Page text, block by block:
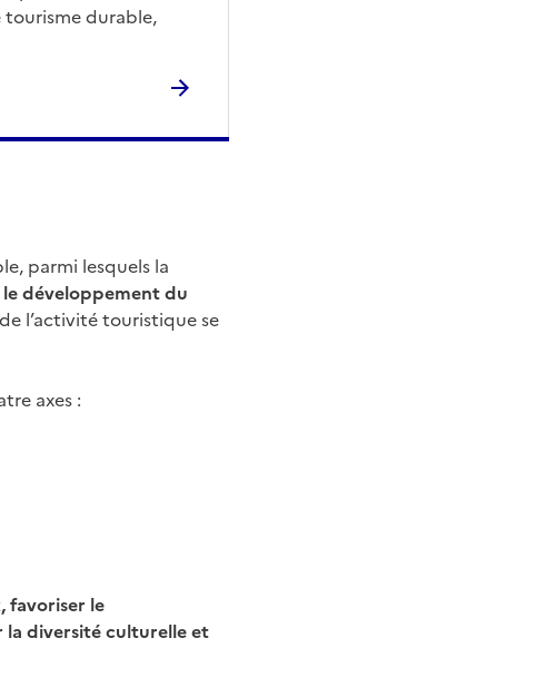
durable,
parmi lesquels la
développement du
l’activité touristique se
axes :
favoriser le
la diversité culturelle et